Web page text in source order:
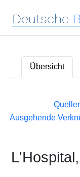
Deutsche
Übersicht
Ausgehende